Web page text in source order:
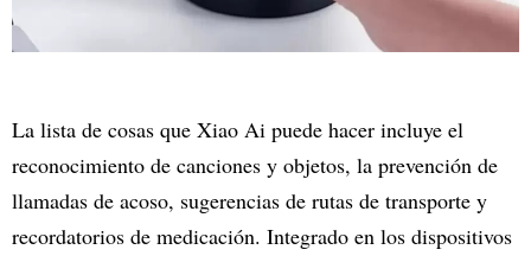
La lista de cosas que Xiao Ai puede hacer incluye el
reconocimiento de canciones y objetos, la prevención de
llamadas de acoso, sugerencias de rutas de transporte y
recordatorios de medicación. Integrado en los dispositivos